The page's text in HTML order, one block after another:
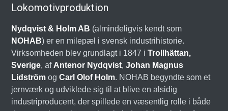
Lokomotivproduktion
Nydqvist & Holm AB (almindeligvis kendt som
NOHAB) er en milepæl i svensk industrihistorie.
Virksomheden blev grundlagt i 1847 iTrollhättan,
Sverige, af Antenor Nydqvist,Johan Magnus
Lidström ogCarl Olof Holm. NOHAB begyndte som et
jernværk og udviklede sig til at blive en alsidig
industriproducent, der spillede en væsentlig rolle i både